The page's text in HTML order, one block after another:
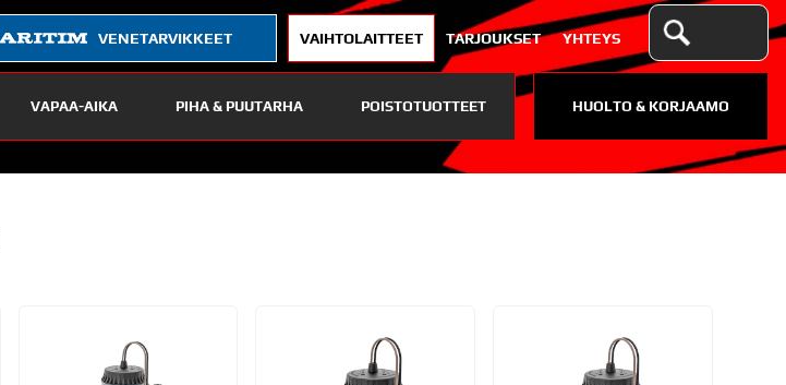
VENETARVIKKEET VAIHTOLAITTEET TARJOUKSET YHTEYS
VAPAA-AIKA PIHA & PUUTARHA POISTOTUOTTEET HUOLTO & KORJAAMO